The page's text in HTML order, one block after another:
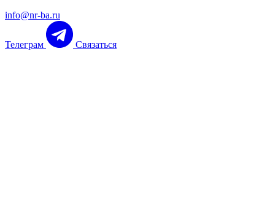
info@nr-ba.ru
Телеграм Связаться